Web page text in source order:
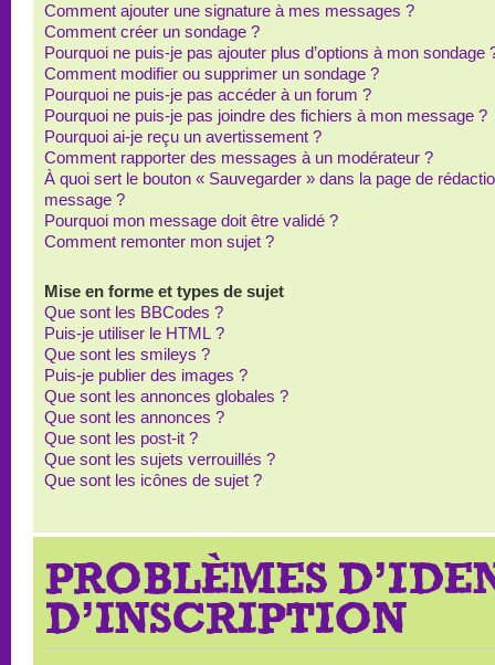
Comment ajouter une signature à mes messages ?
Comment créer un sondage ?
Pourquoi ne puis-je pas ajouter plus d’options à mon sondage
Comment modifier ou supprimer un sondage ?
Pourquoi ne puis-je pas accéder à un forum ?
Pourquoi ne puis-je pas joindre des fichiers à mon message ?
Pourquoi ai-je reçu un avertissement ?
Comment rapporter des messages à un modérateur ?
À quoi sert le bouton « Sauvegarder » dans la page de
message ?
Pourquoi mon message doit être validé ?
Comment remonter mon sujet ?
Mise en forme et types de sujet
Que sont les BBCodes ?
Puis-je utiliser le HTML ?
Que sont les smileys ?
Puis-je publier des images ?
Que sont les annonces globales ?
Que sont les annonces ?
Que sont les post-it ?
Que sont les sujets verrouillés ?
Que sont les icônes de sujet ?
PROBLÈMES
D’INSCRIPTION